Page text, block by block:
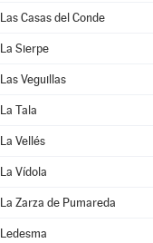
Las Casas del Conde
La Sierpe
Las Veguillas
La Tala
La Vellés
La Vídola
La Zarza de Pumareda
Ledesma